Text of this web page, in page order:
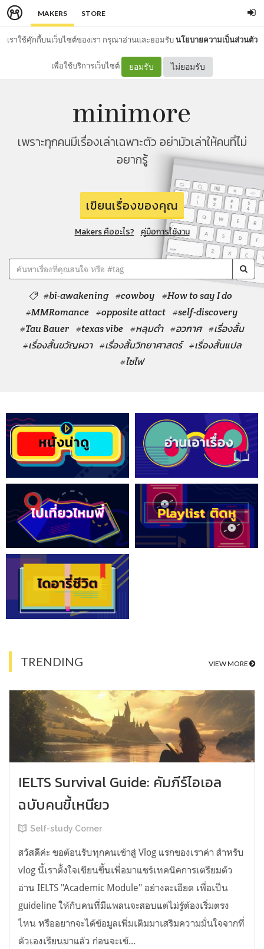
MAKERS STORE
เราใช้คุ๊กกี้บนเว็บไซต์ของเรา กรุณาอ่านและยอมรับนโยบายความเป็นส่วนตัว
เพื่อใช้บริการเว็บไซต์ ยอมรับ ไม่ยอมรับ
เพราะทุกคนมีเรื่องเล่าเฉพาะตัว อย่ามัวเล่าให้คนที่ไม่
อยากรู้
เขียนเรื่องของคุณ
Makers คืออะไร? คู่มือการใช้งาน
#bi-awakening #cowboy
#How to say I do
#MMRomance #opposite attact #self-discovery
#Tau Bauer #texas vibe #หลุมดำ #อวกาศ #เรื่องสั้น
#เรื่องสั้นขวัญผวา #เรื่องสั้นวิทยาศาสตร์ #เรื่องสั้นแปล
#ไซไฟ
TRENDING VIEW MORE
IELTS Survival Guide: คัมภีร์ไอเอล
ฉบับคนขี้เหนียว
Self-study Corner
สวัสดีค่ะ ขอต้อนรับทุกคนเข้าสู่ Vlog แรกของเราค่า สำหรับ
vlog นี้เราตั้งใจเขียนขึ้นเพื่อมาแชร์เทคนิคการเตรียมตัว
อ่าน IELTS "Academic Module" อย่างละเอียด เพื่อเป็น
guideline ให้กับคนที่มีแพลนจะสอบแต่ไม่รู้ต้องเริ่มตรง
ไหน หรืออยากจะได้ข้อมูลเพิ่มเติมมาเสริมความมั่นใจจากที่
ตัวเองเรียนมาแล้ว ก่อนจะเข้...